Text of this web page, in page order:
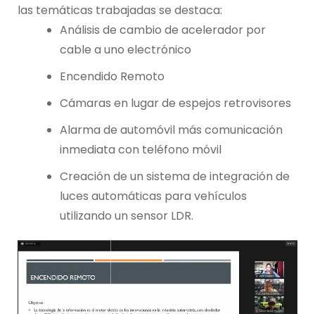
las temáticas trabajadas se destaca:
Análisis de cambio de acelerador por
cable a uno electrónico
Encendido Remoto
Cámaras en lugar de espejos retrovisores
Alarma de automóvil más comunicación
inmediata con teléfono móvil
Creación de un sistema de integración de
luces automáticas para vehículos
utilizando un sensor LDR.